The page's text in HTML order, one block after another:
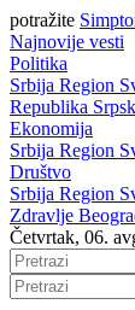
potražite
Najnovije vesti
Politika
Srbija Region
Republika
Ekonomija
Srbija Region
Društvo
Srbija Region
Zdravlje
Četvrtak, 06.